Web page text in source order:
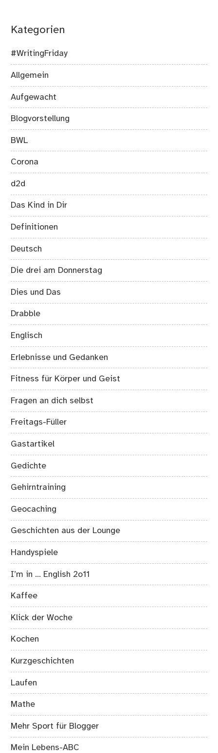
Kategorien
#WritingFriday
Allgemein
Aufgewacht
Blogvorstellung
BWL
Corona
d2d
Das Kind in Dir
Definitionen
Deutsch
Die drei am Donnerstag
Dies und Das
Drabble
Englisch
Erlebnisse und Gedanken
Fitness für Körper und Geist
Fragen an dich selbst
Freitags-Füller
Gastartikel
Gedichte
Gehirntraining
Geocaching
Geschichten aus der Lounge
Handyspiele
I’m in … English 2o11
Kaffee
Klick der Woche
Kochen
Kurzgeschichten
Laufen
Mathe
Mehr Sport für Blogger
Mein Lebens-ABC